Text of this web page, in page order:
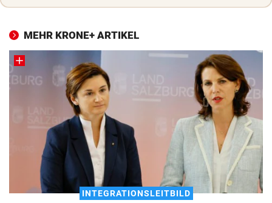
MEHR KRONE+ ARTIKEL
INTEGRATIONSLEITBILD